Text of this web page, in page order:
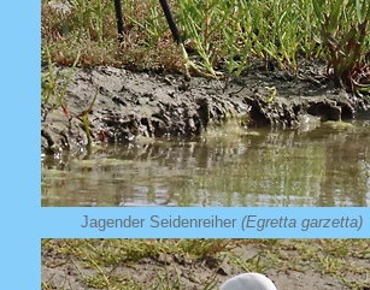
Jagender Seidenreiher (Egretta garzetta)